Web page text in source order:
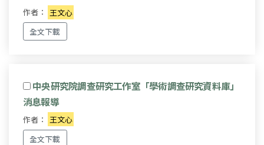
作者：
王文心
全文下載
中央研究院調查研究工作室「學術調查研究資料庫」
消息報導
作者：
王文心
全文下載